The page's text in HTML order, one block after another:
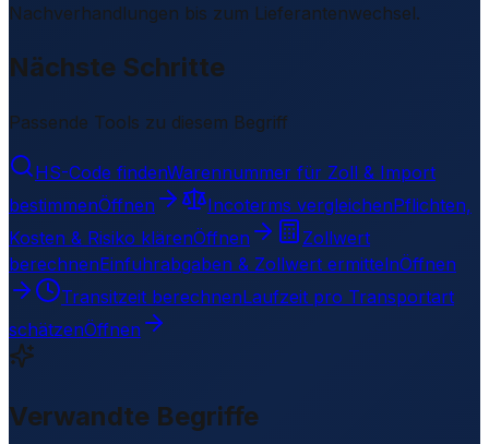
Nachverhandlungen bis zum Lieferantenwechsel.
Nächste Schritte
Passende Tools zu diesem Begriff
HS-Code findenWarennummer für Zoll & Import
bestimmenÖffnen Incoterms vergleichenPflichten,
Kosten & Risiko klärenÖffnen
Zollwert
berechnenEinfuhrabgaben & Zollwert ermittelnÖffnen
Transitzeit berechnenLaufzeit pro Transportart
schätzenÖffnen
Verwandte Begriffe